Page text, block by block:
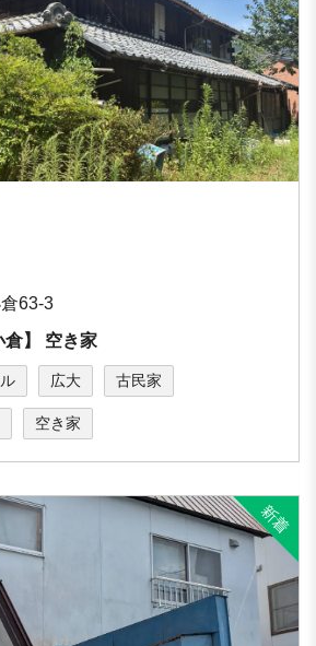
63-3
倉】 空き家
広大 古民家
空き家